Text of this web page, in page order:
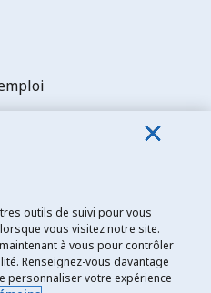
outils de suivi pour vous
vous visitez notre site.
à vous pour contrôler
Renseignez-vous davantage
personnaliser votre expérience